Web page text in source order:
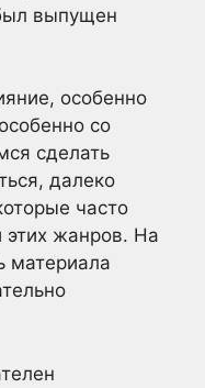
выпущен
особенно
со
сделать
далеко
часто
этих жанров. На
материала